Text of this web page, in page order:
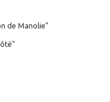
de Manolie"